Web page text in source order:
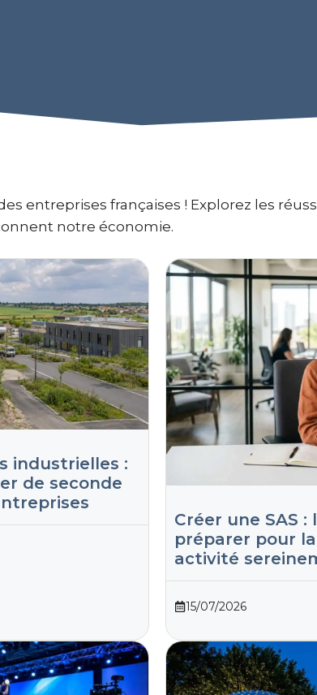
entreprises françaises ! Explorez les
notre économie.
industrielles :
de seconde
Créer une SAS :
préparer pour
activité
15/07/2026